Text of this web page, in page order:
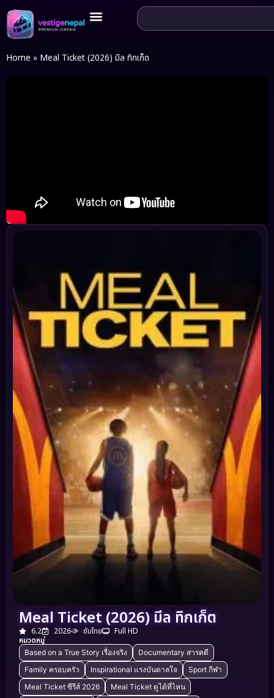
Home » Meal Ticket (2026) มีล ทิกเก็ต
Meal Ticket (2026) มีล ทิกเก็ต
6.2 2026 ซับไทย
Full HD
หมวดหมู่
Based on a True Story เรื่องจริง
Documentary สารคดี
Family ครอบครัว
Inspirational แรงบันดาลใจ
Sport กีฬา
Meal Ticket ซีรีส์ 2026
Meal Ticket ดูได้ที่ไหน